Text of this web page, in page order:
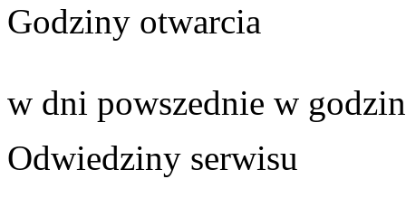
Godziny otwarcia
w dni powszednie w
Odwiedziny serwisu